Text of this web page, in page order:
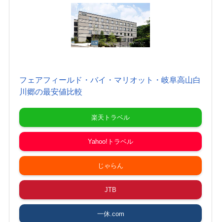
フェアフィールド・バイ・マリオット・岐阜高山白
川郷の最安値比較
楽天トラベル
Yahoo!トラベル
じゃらん
JTB
一休.com